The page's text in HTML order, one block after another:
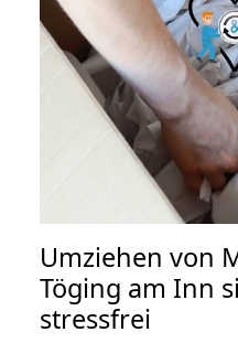
Umziehen von
Töging am Inn
stressfrei